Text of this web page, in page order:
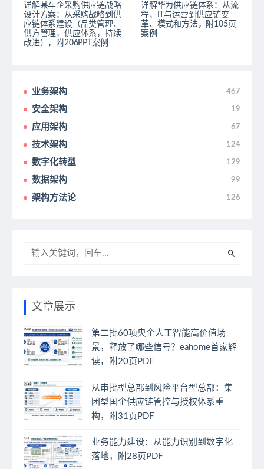
详解某车企采购供应链战略
设计方案：从采购战略到供
应链体系建设（品类管理、
供方管理，供应体系，持续
改进），附206PPT案例
详解华为供应链体系：从流
程、IT与运营到供应链变
革、模式和方法，附105页
案例
业务架构 467
安全架构 19
应用架构 67
技术架构 124
数字化转型 129
数据架构 99
架构方法论 126
文章展示
第二批60项央企人工智能高价值场
景，释放了哪些信号？eahome首家解
读，附20页PDF
从审批型总部到风险平台型总部：集
团型国企供应链管控与授权体系重
构，附31页PDF
业务能力建设：从能力识别到数字化
落地，附28页PDF